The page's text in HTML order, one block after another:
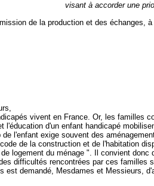
visant à accorder une
de la production et des échanges,
vivent en France. Or, les familles
l'éducation d'un enfant handicapé
de l'enfant exige souvent des
code de la construction et de l'habitation
logement du ménage ". Il convient
difficultés rencontrées par ces familles
est demandé, Mesdames et Messieurs,